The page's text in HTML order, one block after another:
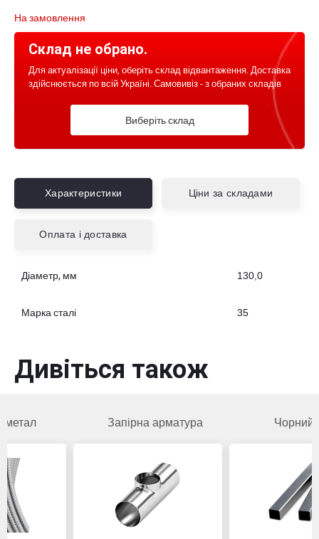
На замовлення
Склад не обрано.
Для актуалізації ціни, оберіть склад відвантаження. Доставка
здійснюється по всій Україні. Самовивіз - з обраних складів
Виберіть склад
Характеристики Ціни за складами
Оплата і доставка
Діаметр, мм 130,0
Марка сталі 35
Дивіться також
Запірна арматура Чорний метал